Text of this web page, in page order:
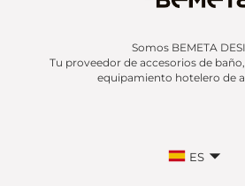
Somos BEMETA
Tu proveedor de accesorios de
equipamiento hotelero de
ES